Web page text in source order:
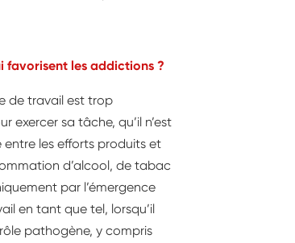
favorisent les addictions ?
de travail est trop
exercer sa tâche, qu’il n’est
entre les efforts produits et
d’alcool, de tabac
par l’émergence
en tant que tel, lorsqu’il
pathogène, y compris